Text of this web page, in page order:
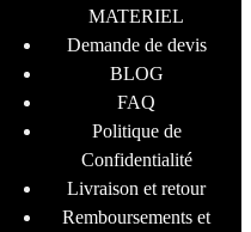
MATERIEL
Demande de devis
BLOG
FAQ
Politique de
Confidentialité
Livraison et retour
Remboursements et